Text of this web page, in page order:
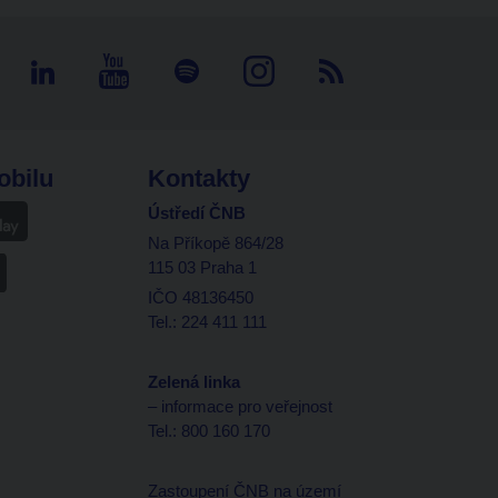
Kontakty
Ústředí ČNB
Na Příkopě 864/28
115 03 Praha 1
IČO 48136450
Tel.: 224 411 111
Zelená linka
– informace pro veřejnost
Tel.: 800 160 170
Zastoupení ČNB na území